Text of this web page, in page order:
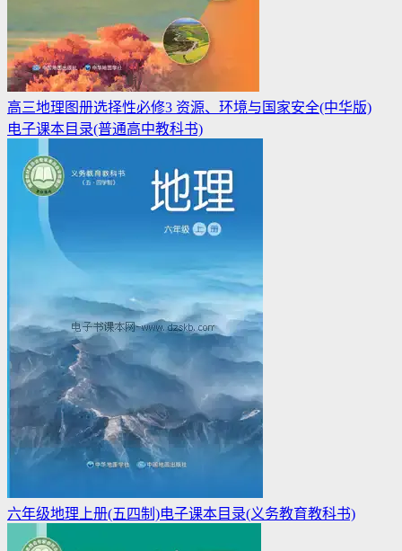
高三地理图册选择性必修3 资源、环境与国家安全(中华版)
电子课本目录(普通高中教科书)
六年级地理上册(五四制)电子课本目录(义务教育教科书)